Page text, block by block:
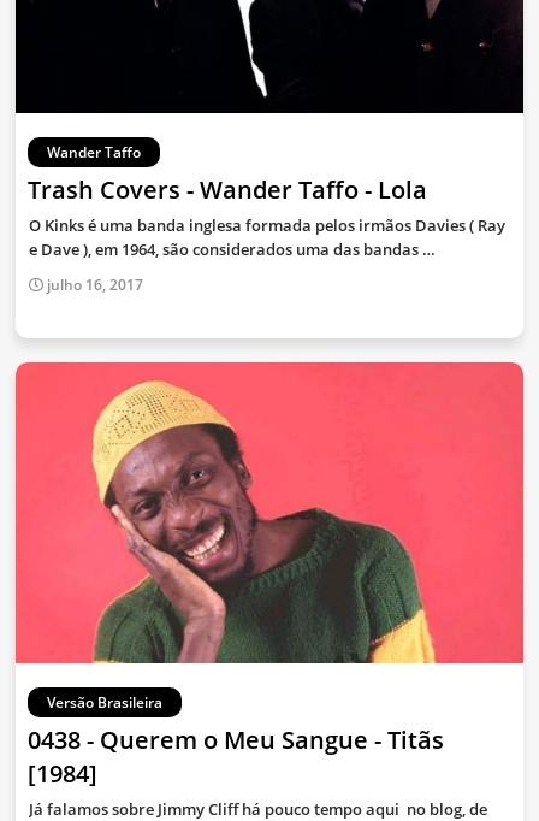
Wander Taffo
Trash Covers - Wander Taffo - Lola
O Kinks é uma banda inglesa formada pelos irmãos Davies ( Ray
e Dave ), em 1964, são considerados uma das bandas …
julho 16, 2017
Versão Brasileira
0438 - Querem o Meu Sangue - Titãs
[1984]
Já falamos sobre Jimmy Cliff há pouco tempo aqui no blog, de